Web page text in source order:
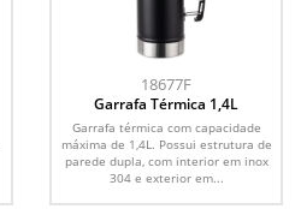
18677F
Garrafa Térmica 1,4L
Garrafa térmica com capacidade
máxima de 1,4L. Possui estrutura de
parede dupla, com interior em inox
304 e exterior em...